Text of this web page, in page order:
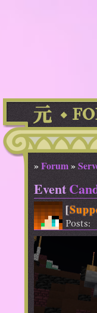
»Forum»
Event
[
Posts: